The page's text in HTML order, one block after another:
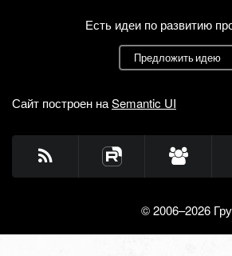
Есть идеи по развитию
Предложить идею
Сайт построен наSemantic UI
© 2006–2026